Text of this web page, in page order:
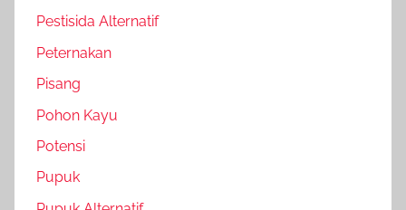
Pestisida Alternatif
Peternakan
Pisang
Pohon Kayu
Potensi
Pupuk